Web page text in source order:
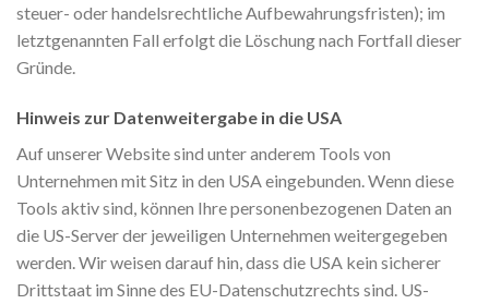
steuer- oder handelsrechtliche Aufbewahrungsfristen); im
letztgenannten Fall erfolgt die Löschung nach Fortfall dieser
Gründe.
Hinweis zur Datenweitergabe in die USA
Auf unserer Website sind unter anderem Tools von
Unternehmen mit Sitz in den USA eingebunden. Wenn diese
Tools aktiv sind, können Ihre personenbezogenen Daten an
die US-Server der jeweiligen Unternehmen weitergegeben
werden. Wir weisen darauf hin, dass die USA kein sicherer
Drittstaat im Sinne des EU-Datenschutzrechts sind. US-